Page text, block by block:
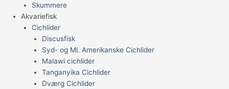
Skummere
Akvariefisk
Cichlider
Discusfisk
Syd- og Ml. Amerikanske Cichlider
Malawi cichlider
Tanganyika Cichlider
Dværg Cichlider